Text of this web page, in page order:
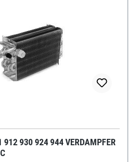
912 930 924 944 VERDAMPFER